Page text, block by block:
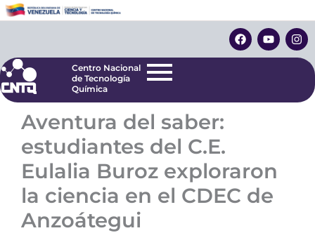
al
F
a
c
o
Y
o
u
e
I
n
s
r
Centro Nacional
de Tecnología
Centro Nacional
de Tecnología
Química
Aventura del saber:
estudiantes del C.E.
Eulalia Buroz exploraron
la ciencia en el CDEC de
Anzoátegui